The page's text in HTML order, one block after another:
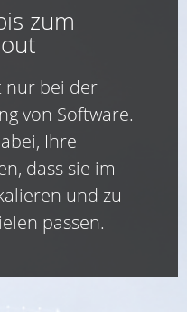
zum
nur bei der
von Software.
Ihre
dass sie im
und zu
passen.